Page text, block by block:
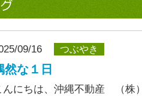
09/16 つぶやき
然な１日
んにちは、沖縄不動産 （株